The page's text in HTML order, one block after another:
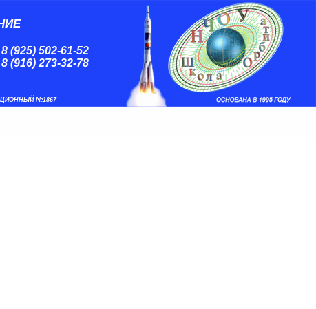
№1867
8 (925) 502-61-52
8 (916) 273-32-78